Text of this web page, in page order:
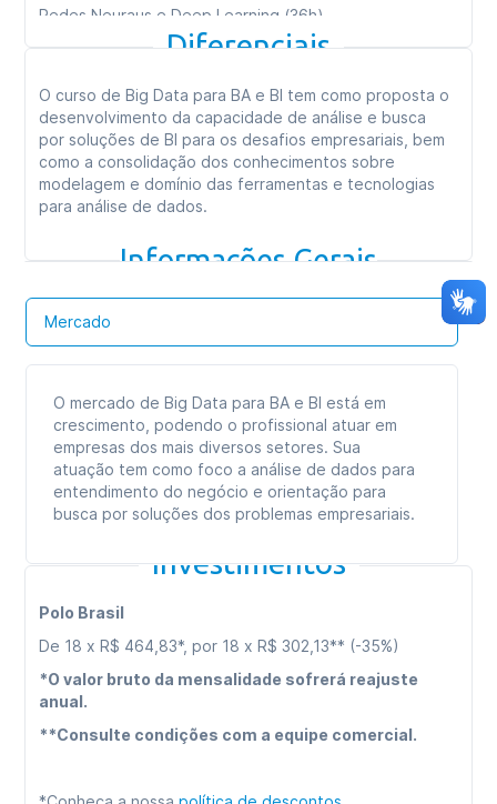
Redes Neuraus e Deep Learning (36h)
Transformações Digitais (36h)
Data Mining (Mineração De Dados (36h)
Carga horária total:360h
Tipo de curso: Especialização
09 meses
Diferenciais
O curso de Big Data para BA e BI tem como proposta o
desenvolvimento da capacidade de análise e busca
por soluções de BI para os desafios empresariais, bem
como a consolidação dos conhecimentos sobre
modelagem e domínio das ferramentas e tecnologias
para análise de dados.
Informações Gerais
Mercado
O mercado de Big Data para BA e BI está em
crescimento, podendo o profissional atuar em
empresas dos mais diversos setores. Sua
atuação tem como foco a análise de dados para
entendimento do negócio e orientação para
busca por soluções dos problemas empresariais.
Investimentos
Polo Brasil
De 18 x R$ 464,83*, por 18 x R$ 302,13** (-35%)
*O valor bruto da mensalidade sofrerá reajuste
anual.
**Consulte condições com a equipe comercial.